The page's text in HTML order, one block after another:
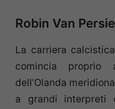
Robin Van
La carriera
comincia proprio
dell’Olanda
a grandi interpreti